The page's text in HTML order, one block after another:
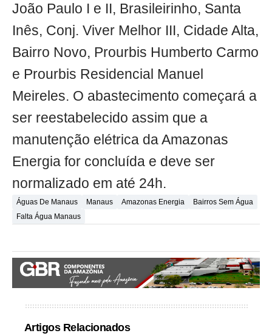
João Paulo I e II, Brasileirinho, Santa
Inês, Conj. Viver Melhor III, Cidade Alta,
Bairro Novo, Prourbis Humberto Carmo
e Prourbis Residencial Manuel
Meireles. O abastecimento começará a
ser reestabelecido assim que a
manutenção elétrica da Amazonas
Energia for concluída e deve ser
normalizado em até 24h.
Águas De Manaus Manaus Amazonas Energia
Bairros Sem Água
Falta Água Manaus
Artigos Relacionados